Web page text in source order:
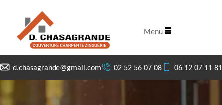
d.chasagrande@gmail.com 02 52 56 07 08 06 12 07 11 81
Menu